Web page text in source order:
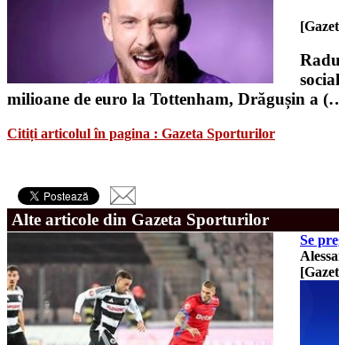
milioane de euro la Tottenham, Drăgușin a
Citiți articolul în pagina : Gazeta Sporturilor
Alte articole din Gazeta Sporturilor
Se